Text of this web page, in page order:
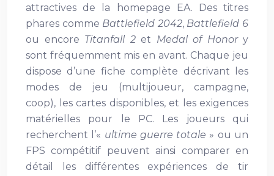
attractives de la homepage EA. Des titres
phares comme Battlefield 2042, Battlefield 6
ou encore Titanfall 2et Medal of Honory
sont fréquemment mis en avant. Chaque jeu
dispose d’une fiche complète décrivant les
modes de jeu (multijoueur, campagne,
coop), les cartes disponibles, et les exigences
matérielles pour le PC. Les joueurs qui
recherchent l’« ultime guerre totale » ou un
FPS compétitif peuvent ainsi comparer en
détail les différentes expériences de tir